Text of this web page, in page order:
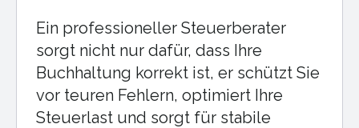
Ein professioneller Steuerberater
sorgt nicht nur dafür, dass Ihre
Buchhaltung korrekt ist, er schützt Sie
vor teuren Fehlern, optimiert Ihre
Steuerlast und sorgt für stabile